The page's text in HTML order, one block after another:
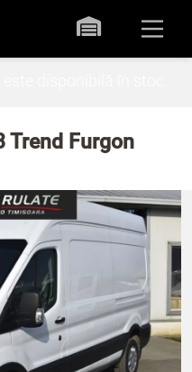
Trend Furgon